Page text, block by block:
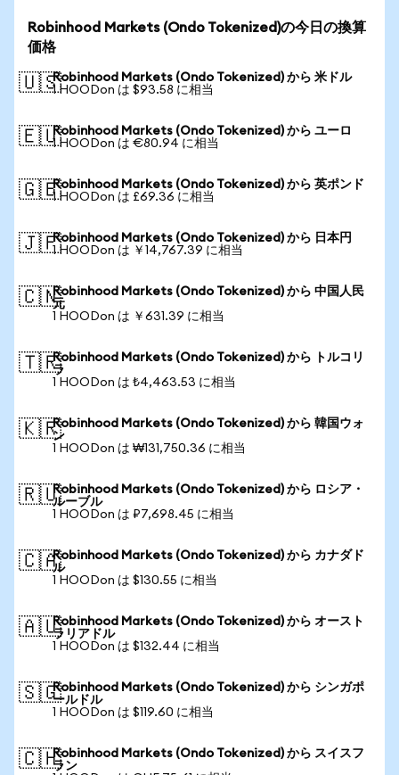
Robinhood Markets (Ondo Tokenized)の今日の換算
価格
🇺🇸Robinhood Markets (Ondo Tokenized) から 米ドル
1 HOODon は $93.58 に相当
🇪🇺Robinhood Markets (Ondo Tokenized) から ユーロ
1 HOODon は €80.94 に相当
🇬🇧Robinhood Markets (Ondo Tokenized) から 英ポンド
1 HOODon は £69.36 に相当
🇯🇵Robinhood Markets (Ondo Tokenized) から 日本円
1 HOODon は ￥14,767.39 に相当
🇨🇳Robinhood Markets (Ondo Tokenized) から 中国人民
元
1 HOODon は ￥631.39 に相当
🇹🇷Robinhood Markets (Ondo Tokenized) から トルコリ
ラ
1 HOODon は ₺4,463.53 に相当
🇰🇷Robinhood Markets (Ondo Tokenized) から 韓国ウォ
ン
1 HOODon は ₩131,750.36 に相当
🇷🇺Robinhood Markets (Ondo Tokenized) から ロシア・
ルーブル
1 HOODon は ₽7,698.45 に相当
🇨🇦Robinhood Markets (Ondo Tokenized) から カナダド
ル
1 HOODon は $130.55 に相当
🇦🇺Robinhood Markets (Ondo Tokenized) から オースト
ラリアドル
1 HOODon は $132.44 に相当
🇸🇬Robinhood Markets (Ondo Tokenized) から シンガポ
ールドル
1 HOODon は $119.60 に相当
🇨🇭Robinhood Markets (Ondo Tokenized) から スイスフ
ラン